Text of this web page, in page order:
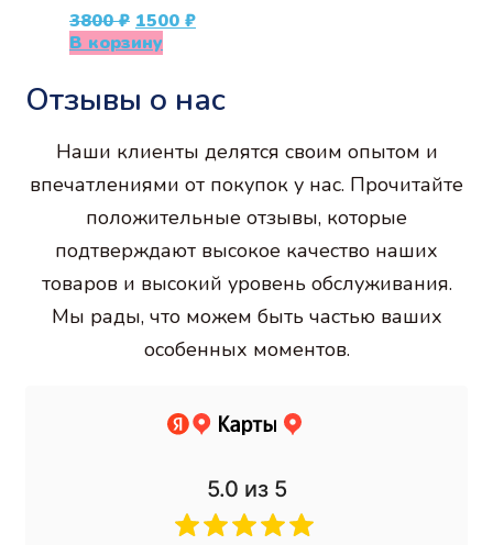
3800₽ Первоначальная
цена
1500 ₽Текущая
В корзину
Отзывы о нас
Наши клиенты делятся своим опытом и
впечатлениями от покупок у нас. Прочитайте
положительные отзывы, которые
подтверждают высокое качество наших
товаров и высокий уровень обслуживания.
Мы рады, что можем быть частью ваших
особенных моментов.
5.0 из 5